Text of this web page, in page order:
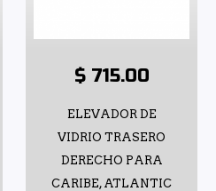
$ 715.00
ELEVADOR DE
VIDRIO TRASERO
DERECHO PARA
CARIBE, ATLANTIC